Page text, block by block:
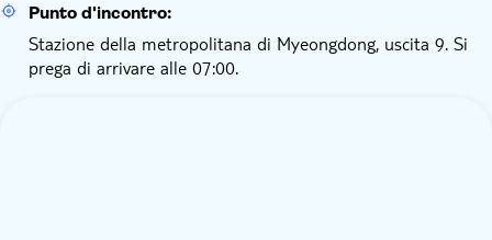
Punto d'incontro:
Stazione della metropolitana di Myeongdong, uscita 9. Si
prega di arrivare alle 07:00.